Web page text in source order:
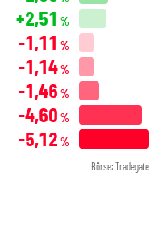
+2,51 %
-1,11 %
-1,14%
-1,46 %
-4,60 %
-5,12 %
Börse: Tradegate